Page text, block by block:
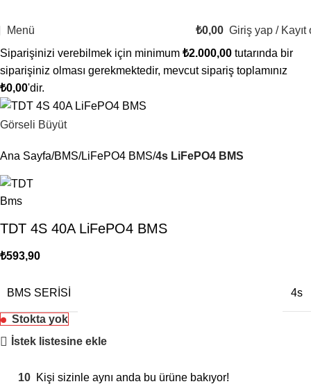
Menü ₺0,00 Giriş yap / Kayıt
Siparişinizi verebilmek için minimum ₺2.000,00 tutarında bir
siparişiniz olması gerekmektedir, mevcut sipariş toplamınız
₺0,00'dir.
Görseli Büyüt
Ana Sayfa BMS LiFePO4 BMS 4s LiFePO4 BMS
TDT 4S 40A LiFePO4 BMS
₺593,90
BMS SERISI 4s
Stokta yok
İstek listesine ekle
10 Kişi sizinle aynı anda bu ürüne bakıyor!